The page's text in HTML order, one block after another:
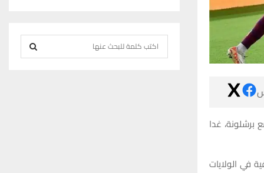
عقده الجديد مع برشلونة، غدا
في الولايات
e